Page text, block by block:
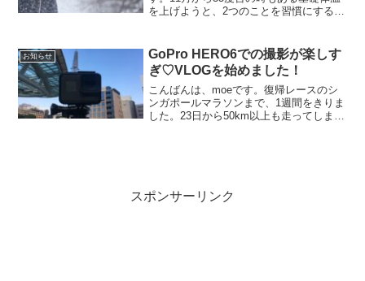
を上げようと、2つのことを習慣にするこ
冬の低体温＆冷え性対策 湯船に30分以...
お知らせ
GoPro HERO6での撮影が楽しす
ぎ♡VLOGを始めました！
こんばんは、moeです。復帰レースのシ
ンガポールマラソンまで、1週間をきりま
した。23日から50km以上も走ってしま
スポンサーリンク